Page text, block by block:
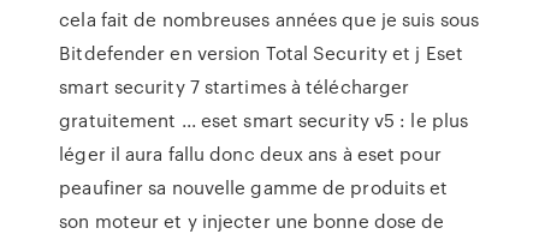
cela fait de nombreuses années que je suis sous
Bitdefender en version Total Security et j Eset
smart security 7 startimes à télécharger
gratuitement ... eset smart security v5 : le plus
léger il aura fallu donc deux ans à eset pour
peaufiner sa nouvelle gamme de produits et
son moteur et y injecter une bonne dose de